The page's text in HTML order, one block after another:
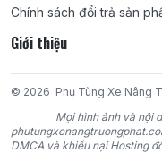
Chính sách đổi trả sản
Giới thiệu
© 2026 Phụ Tùng Xe Nâng
Mọi hình ảnh và nội
DMCA và khiếu nại Hosting